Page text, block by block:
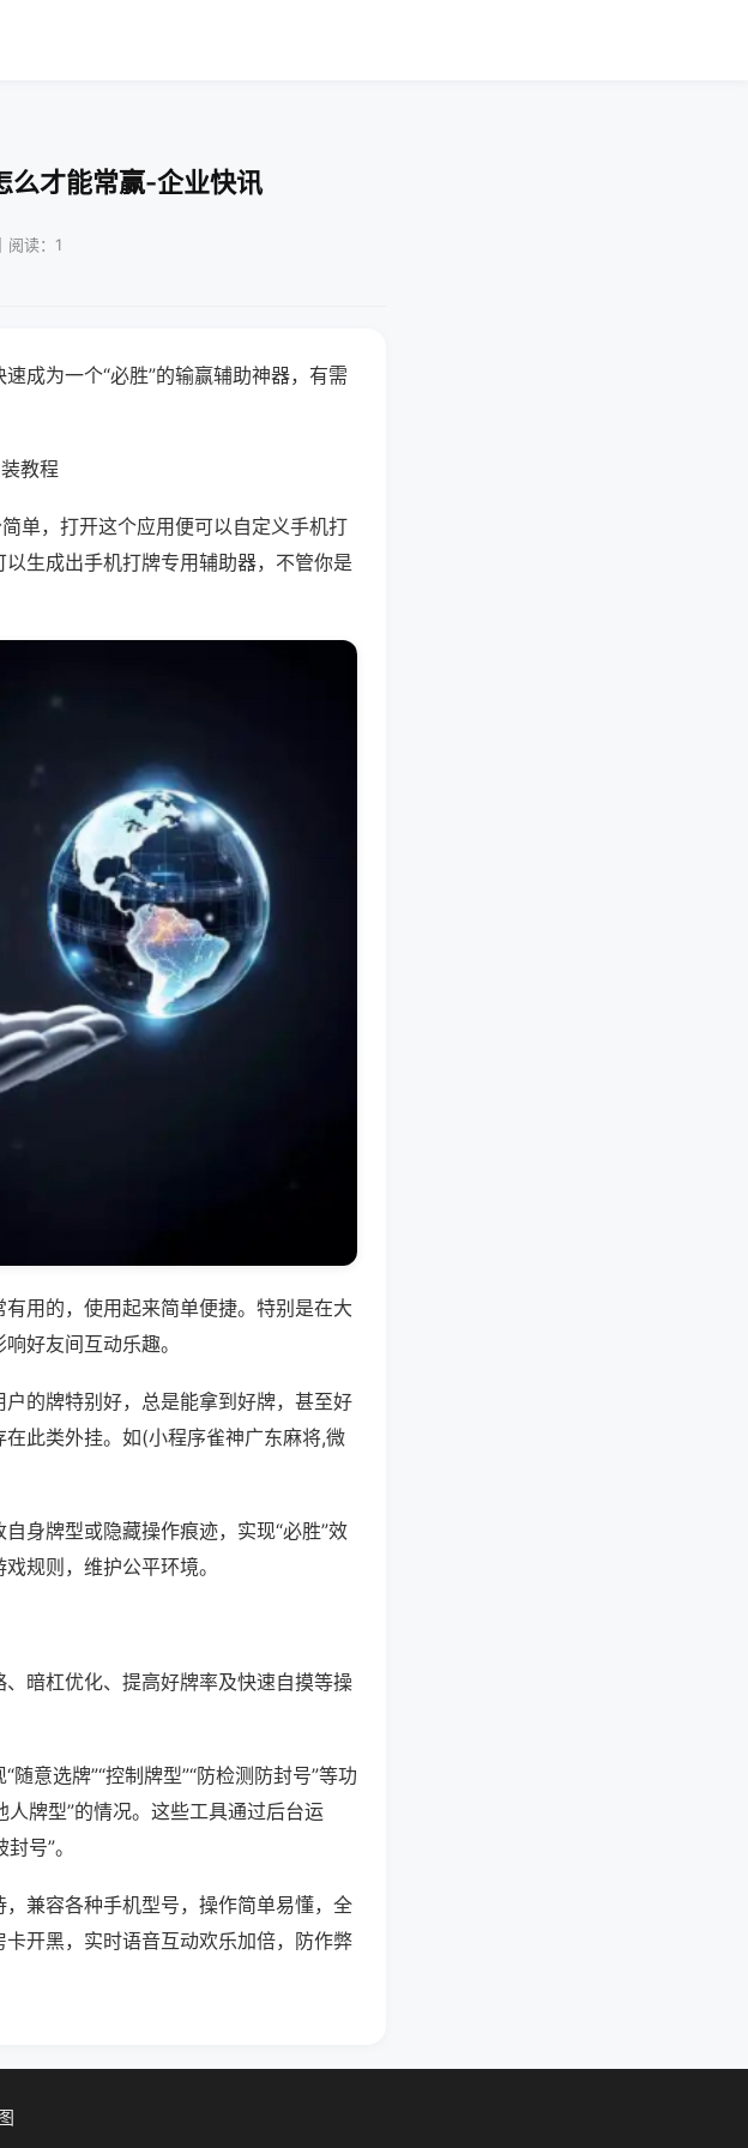
么才能常赢-企业快讯
读：1
成为一个“必胜”的输赢辅助神器，有需
教程
单，打开这个应用便可以自定义手机打
生成出手机打牌专用辅助器，不管你是
用的，使用起来简单便捷。特别是在大
好友间互动乐趣。
的牌特别好，总是能拿到好牌，甚至好
此类外挂。如(小程序雀神广东麻将,微
身牌型或隐藏操作痕迹，实现“必胜”效
规则，维护公平环境。
暗杠优化、提高好牌率及快速自摸等操
意选牌”“控制牌型”“防检测防封号”等功
人牌型”的情况。这些工具通过后台运
号”。
兼容各种手机型号，操作简单易懂，全
开黑，实时语音互动欢乐加倍，防作弊